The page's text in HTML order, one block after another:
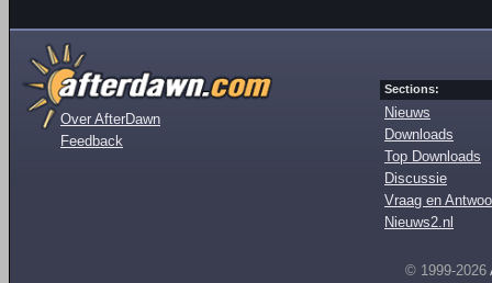
Over AfterDawn
Feedback
Sections:
Nieuws
Downloads
Top Downloads
Discussie
Vraag en
Nieuws2.nl
© 1999-2026